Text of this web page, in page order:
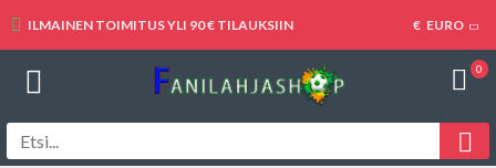
ILMAINEN TOIMITUS YLI 90 € TILAUKSIIN € EURO
0